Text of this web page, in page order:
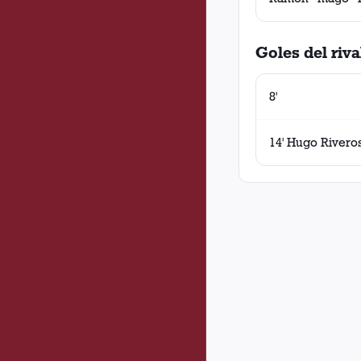
Goles del
8'
14' Hugo